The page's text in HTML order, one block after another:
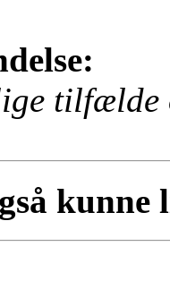
tilfælde
kunne